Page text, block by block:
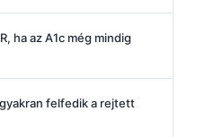
ha az A1c még mindig
felfedik a rejtett